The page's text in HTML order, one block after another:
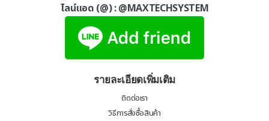
ไลน์แอด (@) :@MAXTECHSYSTEM
รายละเอียดเพิ่มเติม
ติดต่อเรา
วิธีการสั่งซื้อสินค้า